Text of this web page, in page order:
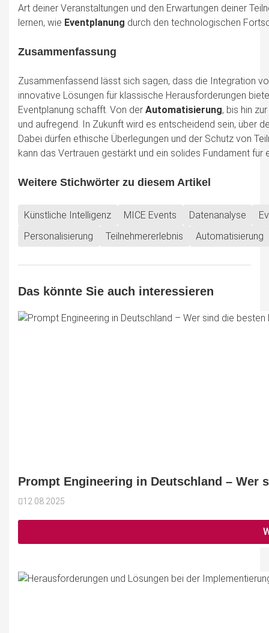
Art deiner Veranstaltungen und den Erwartungen deiner
lernen, wie Eventplanung durch den technologischen
Zusammenfassung
Zusammenfassend lässt sich sagen, dass die Integration
innovative Lösungen für klassische Herausforderungen
Eventplanung schafft. Von der Automatisierung, bis hin zur
und aufregend. In Zukunft wird es entscheidend sein, über
Dabei dürfen ethische Überlegungen und der Schutz von
kann das Vertrauen gestärkt und ein solides Fundament
Weitere Stichwörter zu diesem Artikel
Künstliche Intelligenz MICE Events Datenanalyse
Personalisierung
Teilnehmererlebnis Automatisierung
Das könnte Sie auch interessieren
Prompt Engineering in Deutschland – Wer
12.08.2025